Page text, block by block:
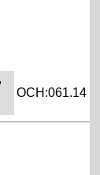
OCH:061.14